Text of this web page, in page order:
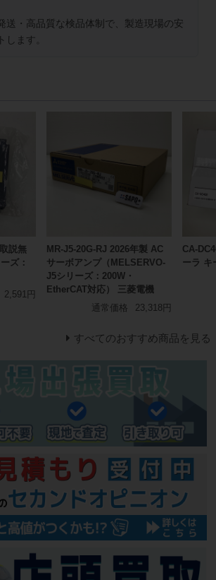
送・高品質な検品体制で、製造現場の安
します。
説無
ズ：
2,591円
MR-J5-20G-RJ 2026年製 AC
サーボアンプ（MELSERVO-
J5シリーズ：200W・
EtherCAT対応） 三菱電機
通常価格
23,318円
CA-
ーラ キ
すべてのおすすめ商品を見る